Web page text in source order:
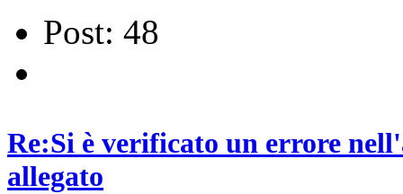
Post: 48
Re:Si è verificato un errore
allegato